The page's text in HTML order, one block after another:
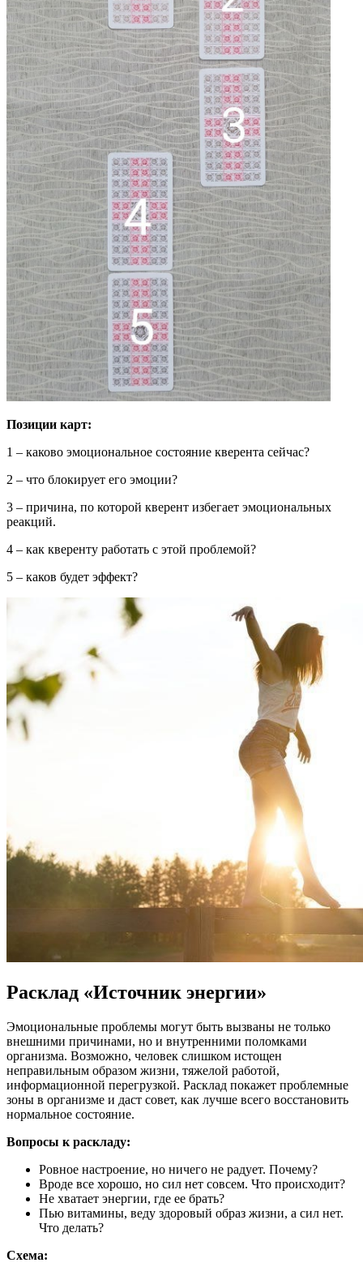
Позиции карт:
1 – каково эмоциональное состояние кверента сейчас?
2 – что блокирует его эмоции?
3 – причина, по которой кверент избегает эмоциональных
реакций.
4 – как кверенту работать с этой проблемой?
5 – каков будет эффект?
Расклад «Источник энергии»
Эмоциональные проблемы могут быть вызваны не только
внешними причинами, но и внутренними поломками
организма. Возможно, человек слишком истощен
неправильным образом жизни, тяжелой работой,
информационной перегрузкой. Расклад покажет проблемные
зоны в организме и даст совет, как лучше всего восстановить
нормальное состояние.
Вопросы к раскладу:
Ровное настроение, но ничего не радует. Почему?
Вроде все хорошо, но сил нет совсем. Что происходит?
Не хватает энергии, где ее брать?
Пью витамины, веду здоровый образ жизни, а сил нет.
Что делать?
Схема: